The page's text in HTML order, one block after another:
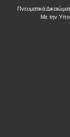
Πνευματικά
Με την